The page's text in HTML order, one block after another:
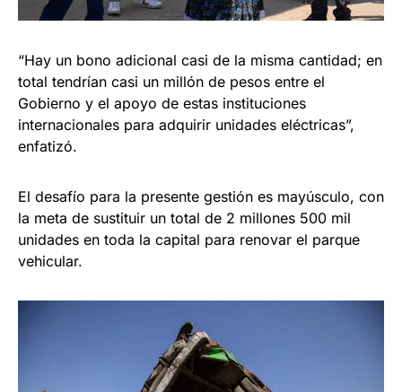
“Hay un bono adicional casi de la misma cantidad; en
total tendrían casi un millón de pesos entre el
Gobierno y el apoyo de estas instituciones
internacionales para adquirir unidades eléctricas”,
enfatizó.
El desafío para la presente gestión es mayúsculo, con
la meta de sustituir un total de 2 millones 500 mil
unidades en toda la capital para renovar el parque
vehicular.